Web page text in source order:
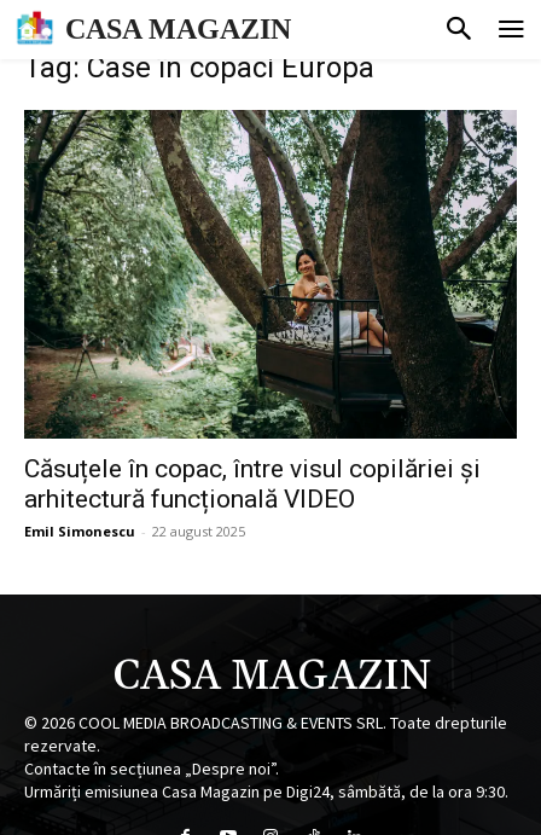
CASA MAGAZIN
Tag: Case în copaci Europa
Căsuțele în copac, între visul copilăriei și
arhitectură funcțională VIDEO
Emil Simonescu - 22 august 2025
CASA MAGAZIN
© 2026COOL MEDIA BROADCASTING & EVENTS SRL. Toate drepturile
rezervate.
Contacte în secțiunea „Despre noi”.
Urmăriți emisiunea Casa Magazin pe Digi24, sâmbătă, de la ora 9:30.